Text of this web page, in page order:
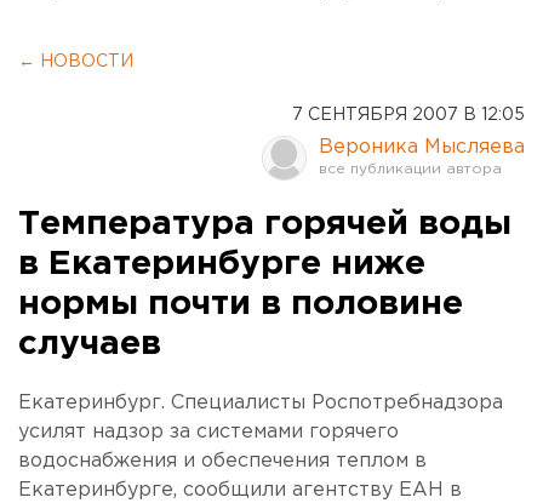
← НОВОСТИ
7 СЕНТЯБРЯ 2007 В 12:05
Вероника Мысляева
Температура горячей воды
в Екатеринбурге ниже
нормы почти в половине
случаев
Екатеринбург. Специалисты Роспотребнадзора
усилят надзор за системами горячего
водоснабжения и обеспечения теплом в
Екатеринбурге, сообщили агентству ЕАН в